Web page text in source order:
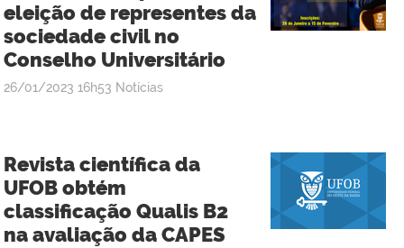
eleição de representes da
sociedade civil no
Conselho Universitário
publicado
26/01/2023 16h53 Notícias
Revista científica da
UFOB obtém
classificação Qualis B2
na avaliação da CAPES